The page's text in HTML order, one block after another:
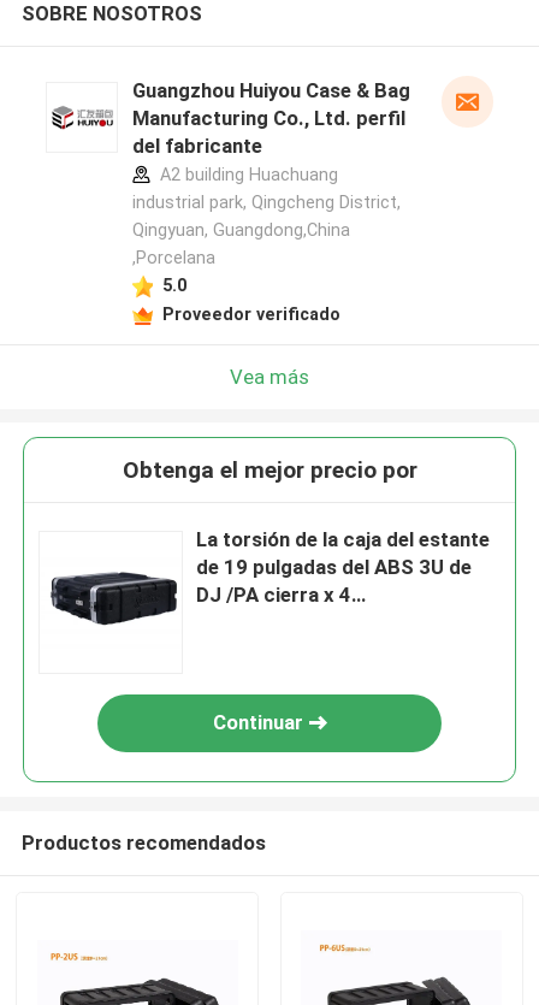
SOBRE NOSOTROS
Guangzhou Huiyou Case & Bag
Manufacturing Co., Ltd. perfil
del fabricante
A2 building Huachuang
industrial park, Qingcheng District,
Qingyuan, Guangdong,China
,Porcelana
5.0
Proveedor verificado
Vea más
Obtenga el mejor precio por
La torsión de la caja del estante
de 19 pulgadas del ABS 3U de
DJ /PA cierra x 4
Continuar
Productos recomendados